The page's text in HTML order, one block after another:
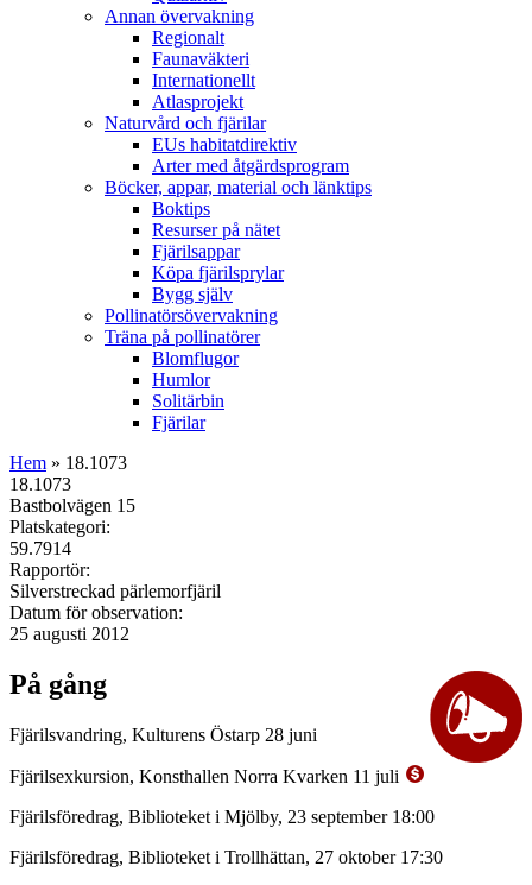
Annan övervakning
Regionalt
Faunaväkteri
Internationellt
Atlasprojekt
Naturvård och fjärilar
EUs habitatdirektiv
Arter med åtgärdsprogram
Böcker, appar, material och länktips
Boktips
Resurser på nätet
Fjärilsappar
Köpa fjärilsprylar
Bygg själv
Pollinatörsövervakning
Träna på pollinatörer
Blomflugor
Humlor
Solitärbin
Fjärilar
Hem » 18.1073
18.1073
Bastbolvägen 15
Platskategori:
59.7914
Rapportör:
Silverstreckad pärlemorfjäril
Datum för observation:
25 augusti 2012
På gång
Fjärilsvandring, Kulturens Östarp 28 juni
Fjärilsexkursion, Konsthallen Norra Kvarken 11 juli
Fjärilsföredrag, Biblioteket i Mjölby, 23 september 18:00
Fjärilsföredrag, Biblioteket i Trollhättan, 27 oktober 17:30